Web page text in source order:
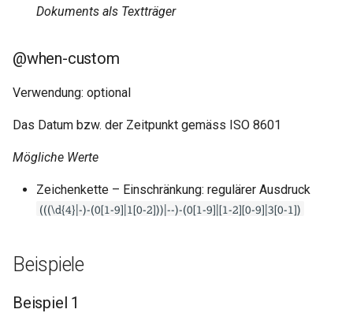
Dokuments als Textträger
@when-custom
Verwendung: optional
Das Datum bzw. der Zeitpunkt gemäss ISO 8601
Mögliche Werte
Zeichenkette – Einschränkung: regulärer Ausdruck
(((\d{4}|-)-(0[1-9]|1[0-2]))|--)-(0[1-9]|[1-2][0-9]|3[0-1])
Beispiele
Beispiel 1